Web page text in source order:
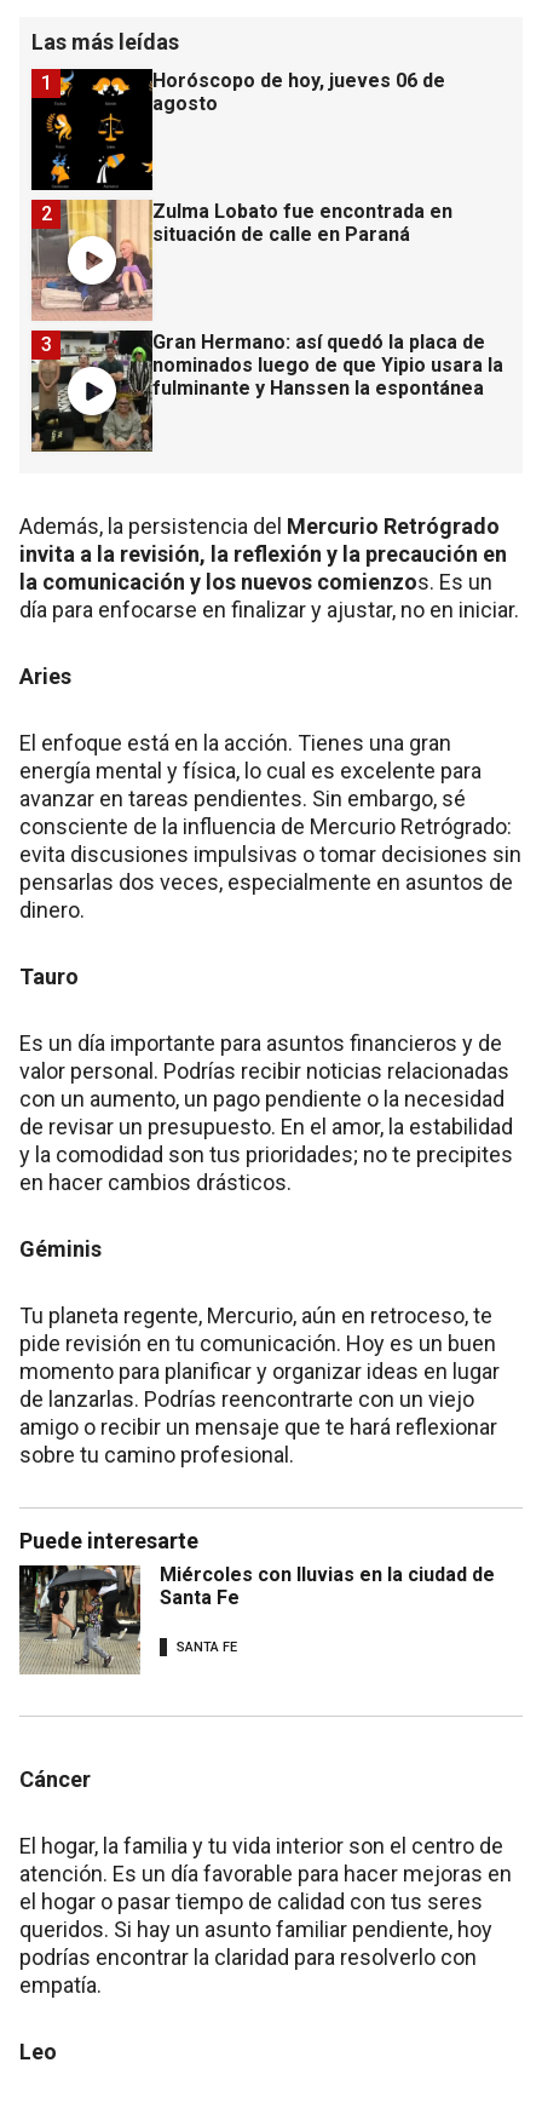
Las más leídas
Horóscopo de hoy, jueves 06 de
agosto
1
Zulma Lobato fue encontrada en
situación de calle en Paraná
2
Gran Hermano: así quedó la placa de
nominados luego de que Yipio usara la
fulminante y Hanssen la espontánea
3
Además, la persistencia del Mercurio Retrógrado
invita a la revisión, la reflexión y la precaución en
la comunicación y los nuevos comienzos. Es un
día para enfocarse en finalizar y ajustar, no en iniciar.
Aries
El enfoque está en la acción. Tienes una gran
energía mental y física, lo cual es excelente para
avanzar en tareas pendientes. Sin embargo, sé
consciente de la influencia de Mercurio Retrógrado:
evita discusiones impulsivas o tomar decisiones sin
pensarlas dos veces, especialmente en asuntos de
dinero.
Tauro
Es un día importante para asuntos financieros y de
valor personal. Podrías recibir noticias relacionadas
con un aumento, un pago pendiente o la necesidad
de revisar un presupuesto. En el amor, la estabilidad
y la comodidad son tus prioridades; no te precipites
en hacer cambios drásticos.
Géminis
Tu planeta regente, Mercurio, aún en retroceso, te
pide revisión en tu comunicación. Hoy es un buen
momento para planificar y organizar ideas en lugar
de lanzarlas. Podrías reencontrarte con un viejo
amigo o recibir un mensaje que te hará reflexionar
sobre tu camino profesional.
Puede interesarte
Miércoles con lluvias en la ciudad de
Santa Fe
SANTA FE
Cáncer
El hogar, la familia y tu vida interior son el centro de
atención. Es un día favorable para hacer mejoras en
el hogar o pasar tiempo de calidad con tus seres
queridos. Si hay un asunto familiar pendiente, hoy
podrías encontrar la claridad para resolverlo con
empatía.
Leo